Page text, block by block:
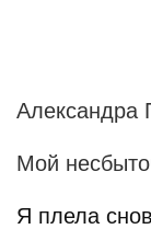
Александра
Мой
Я плела